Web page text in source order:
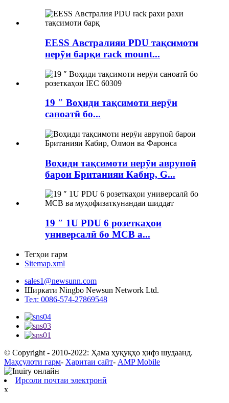
EESS Австралияи PDU тақсимоти
нерӯи барқи rack mount...
19 ″ Воҳиди тақсимоти нерӯи
саноатӣ бо...
Воҳиди тақсимоти нерӯи аврупоӣ
барои Британияи Кабир, G...
19 ″ 1U PDU 6 розеткаҳои
универсалӣ бо MCB a...
Тегҳои гарм
Sitemap.xml
sales1@newsunn.com
Ширкати Ningbo Newsun Network Ltd.
Тел: 0086-574-27869548
© Copyright - 2010-2022: Ҳама ҳуқуқҳо ҳифз шудаанд.
Маҳсулоти гарм- Харитаи сайт- AMP Mobile
Ирсоли почтаи электронӣ
x